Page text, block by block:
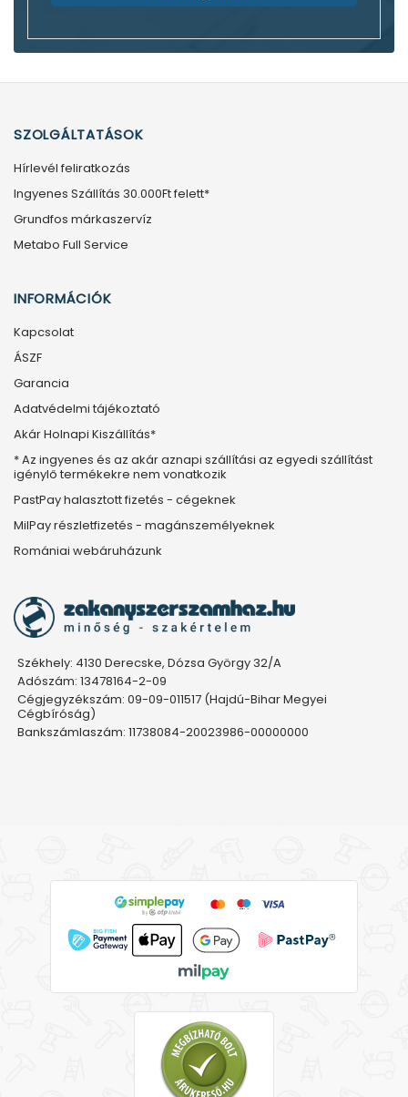
SZOLGÁLTATÁSOK
Hírlevél feliratkozás
Ingyenes Szállítás 30.000Ft felett*
Grundfos márkaszervíz
Metabo Full Service
INFORMÁCIÓK
Kapcsolat
ÁSZF
Garancia
Adatvédelmi tájékoztató
Akár Holnapi Kiszállítás*
* Az ingyenes és az akár aznapi szállítási az egyedi szállítást
igénylő termékekre nem vonatkozik
PastPay halasztott fizetés - cégeknek
MilPay részletfizetés - magánszemélyeknek
Romániai webáruházunk
Székhely: 4130 Derecske, Dózsa György 32/A
Adószám: 13478164-2-09
Cégjegyzékszám: 09-09-011517 (Hajdú-Bihar Megyei
Cégbíróság)
Bankszámlaszám: 11738084-20023986-00000000